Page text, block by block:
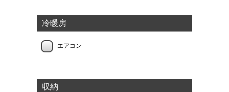
冷暖房
エアコン
収納